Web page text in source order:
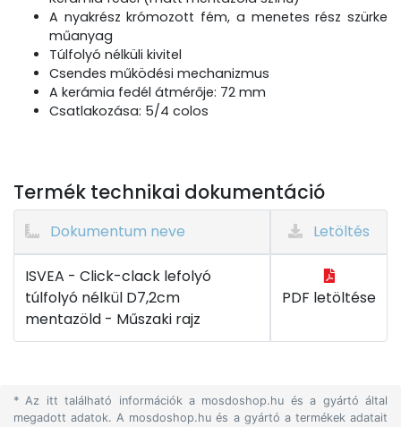
A nyakrész krómozott fém, a menetes rész szürke
műanyag
Túlfolyó nélküli kivitel
Csendes működési mechanizmus
A kerámia fedél átmérője: 72 mm
Csatlakozása: 5/4 colos
Termék technikai dokumentáció
Dokumentum neve Letöltés
ISVEA - Click-clack lefolyó
túlfolyó nélkül D7,2cm
mentazöld - Műszaki rajz
PDF letöltése
* Az itt található információk a mosdoshop.hu és a gyártó által
megadott adatok. A mosdoshop.hu és a gyártó a termékek adatait